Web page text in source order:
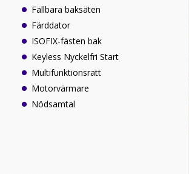
Fällbara baksäten
Färddator
ISOFIX-fästen bak
Keyless Nyckelfri Start
Multifunktionsratt
Motorvärmare
Nödsamtal